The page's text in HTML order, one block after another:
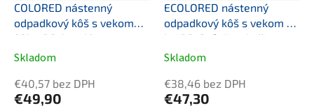
COLORED nástenný
odpadkový kôš s vekom
23l, ABS, hnedá
Skladom
€40,57 bez DPH
€49,90
ECOLORED nástenný
odpadkový kôš s vekom 23
l, ABS, Soft Touch, čierna
mat
Skladom
€38,46 bez DPH
€47,30